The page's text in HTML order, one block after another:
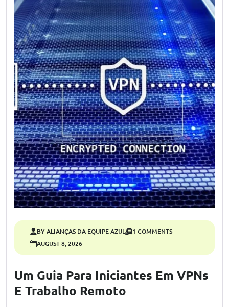
BY ALIANÇAS DA EQUIPE AZUL
1 COMMENTS
AUGUST 8, 2026
Um Guia Para Iniciantes Em VPNs
E Trabalho Remoto